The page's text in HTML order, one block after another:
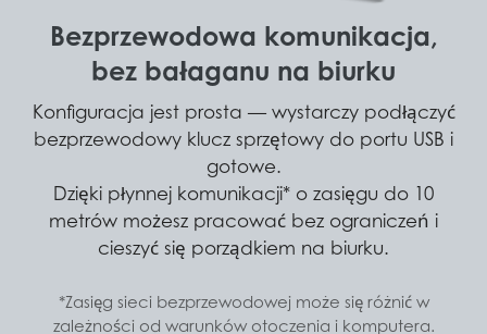
Bezprzewodowa komunikacja,
bez bałaganu na biurku
Konfiguracja jest prosta — wystarczy podłączyć
bezprzewodowy klucz sprzętowy do portu USB i
gotowe.
Dzięki płynnej komunikacji* o zasięgu do 10
metrów możesz pracować bez ograniczeń i
cieszyć się porządkiem na biurku.
*Zasięg sieci bezprzewodowej może się różnić w
zależności od warunków otoczenia i komputera.